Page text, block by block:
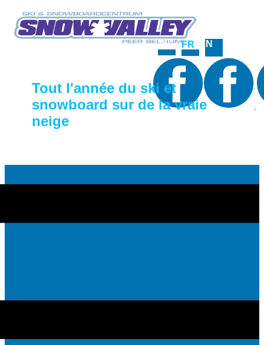
NL FR EN
Tout l'année du ski et
snowboard sur de la vraie
neige